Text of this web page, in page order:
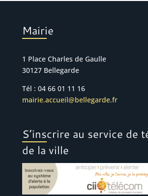
Mairie
1 Place Charles de Gaulle
30127 Bellegarde
Tél : 04 66 01 11 16
mairie.accueil@bellegarde.fr
S’inscrire au service de
de la ville